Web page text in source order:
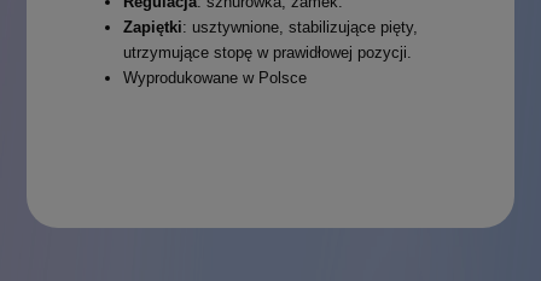
Zapiętki: usztywnione, stabilizujące pięty,
utrzymujące stopę w prawidłowej pozycji.
Wyprodukowane w Polsce